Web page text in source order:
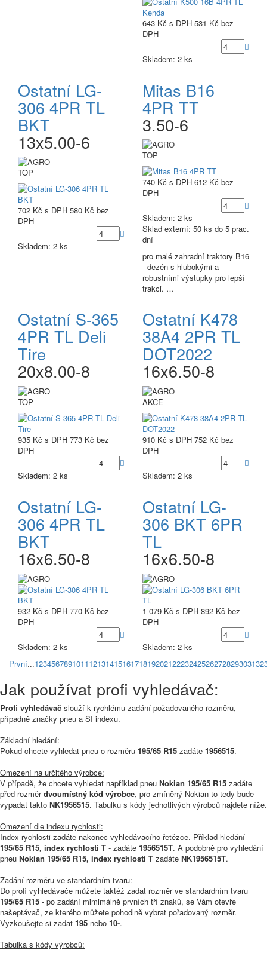
643 Kč s DPH 531 Kč bez
DPH
Skladem: 2 ks
Ostatní LG-
306 4PR TL
BKT
13x5.00-6
TOP
702 Kč s DPH 580 Kč bez
DPH
Skladem: 2 ks
Mitas B16
4PR TT
3.50-6
TOP
740 Kč s DPH 612 Kč bez
DPH
Skladem: 2 ks
Sklad externí: 50 ks do 5 prac.
dní
pro malé zahradní traktory B16
- dezén s hlubokými a
robustními výstupky pro lepší
trakci. …
Ostatní S-365
4PR TL Deli
Tire
20x8.00-8
TOP
935 Kč s DPH 773 Kč bez
DPH
Skladem: 2 ks
Ostatní K478
38A4 2PR TL
DOT2022
16x6.50-8
AKCE
910 Kč s DPH 752 Kč bez
DPH
Skladem: 2 ks
Ostatní LG-
306 4PR TL
BKT
16x6.50-8
932 Kč s DPH 770 Kč bez
DPH
Skladem: 2 ks
Ostatní LG-
306 BKT 6PR
TL
16x6.50-8
1 079 Kč s DPH 892 Kč bez
DPH
Skladem: 2 ks
První...1234567891011121314151617181920212223242526272829303132
Jak používat profi vyhledávač:
Profi vyhledávač slouží k rychlému zadání požadovaného rozměru,
případně značky pneu a SI indexu.
Základní hledání:
Pokud chcete vyhledat pneu o rozměru 195/65 R15 zadáte 1956515.
Omezení na určitého výrobce:
V případě, že chcete vyhledat například pneu Nokian 195/65 R15 zadáte
před rozměrdvoumístný kód výrobce, pro zmíněný Nokian to tedy bude
vypadat takto NK1956515. Tabulku s kódy jednotlivých výrobců najdete níže.
Omezení dle indexu rychlosti:
Index rychlosti zadáte nakonec vyhledávacího řetězce. Příklad hledání
195/65 R15, index rychlosti T - zadáte 1956515T. A podobně pro vyhledání
pneu Nokian 195/65 R15, index rychlosti T zadáte NK1956515T.
Zadání rozměru ve standardním tvaru:
Do profi vyhledávače můžete taktéž zadat rozměr ve standardním tvaru
195/65 R15 - po zadání mimimálně prvních tří znaků, se Vám otevře
našeptávač, ze kterého můžete pohodlně vybrat pořadovaný rozměr.
Vyzkoušejte si zadat 195 nebo 10-.
Tabulka s kódy výrobců: